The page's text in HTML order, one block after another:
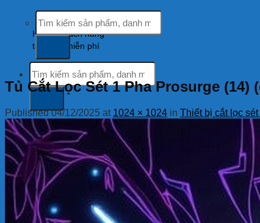
Hỗ trợ khách hàng
tổng đài miễn phí
Tìm
kiếm:
Tìm
kiếm:
Tìm
kiếm:
Tủ Cắt Lọc Sét 1 Pha Prosurge (14)
Published04/12/2025 at 1024 × 1024 in Thiết bị cắt lọc